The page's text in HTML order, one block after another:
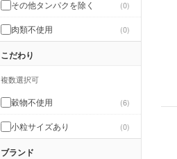
その他タンパクを除く 0
肉類不使用 0
こだわり
複数選択可
穀物不使用 6
小粒サイズあり 0
ブランド